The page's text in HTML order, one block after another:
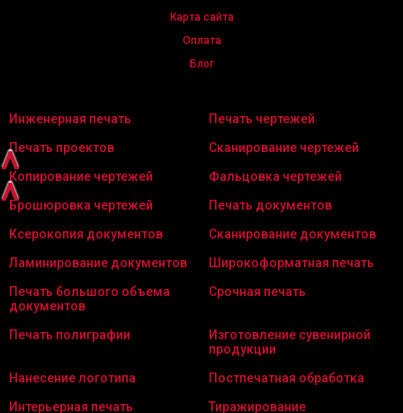
^
^
Карта сайта
Оплата
Блог
Инженерная печать
Печать чертежей
Печать проектов
Сканирование чертежей
Копирование чертежей
Фальцовка чертежей
Брошюровка чертежей
Печать документов
Ксерокопия документов
Сканирование документов
Ламинирование документов
Широкоформатная печать
Печать большого объема
документов
Срочная печать
Печать полиграфии
Изготовление сувенирной
продукции
Нанесение логотипа
Постпечатная обработка
Интерьерная печать
Тиражирование